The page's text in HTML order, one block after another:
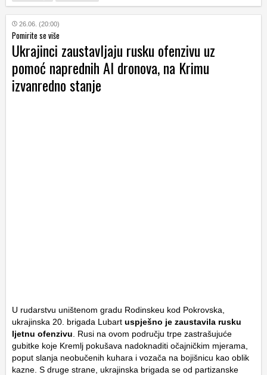
26.06. (20:00)
Pomirite se više
Ukrajinci zaustavljaju rusku ofenzivu uz
pomoć naprednih AI dronova, na Krimu
izvanredno stanje
U rudarstvu uništenom gradu Rodinskeu kod Pokrovska,
ukrajinska 20. brigada Lubart uspješno je zaustavila rusku
ljetnu ofenzivu . Rusi na ovom području trpe zastrašujuće
gubitke koje Kremlj pokušava nadoknaditi očajničkim mjerama,
poput slanja neobučenih kuhara i vozača na bojišnicu kao oblik
kazne. S druge strane, ukrajinska brigada se od partizanske